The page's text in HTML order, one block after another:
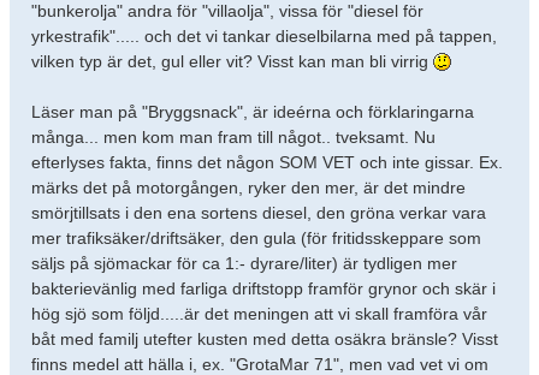
"bunkerolja" andra för "villaolja", vissa för "diesel för
yrkestrafik"..... och det vi tankar dieselbilarna med på tappen,
vilken typ är det, gul eller vit? Visst kan man bli virrig
Läser man på "Bryggsnack", är ideérna och förklaringarna
många... men kom man fram till något.. tveksamt. Nu
efterlyses fakta, finns det någon SOM VET och inte gissar. Ex.
märks det på motorgången, ryker den mer, är det mindre
smörjtillsats i den ena sortens diesel, den gröna verkar vara
mer trafiksäker/driftsäker, den gula (för fritidsskeppare som
säljs på sjömackar för ca 1:- dyrare/liter) är tydligen mer
bakterievänlig med farliga driftstopp framför grynor och skär i
hög sjö som följd.....är det meningen att vi skall framföra vår
båt med familj utefter kusten med detta osäkra bränsle? Visst
finns medel att hälla i, ex. "GrotaMar 71", men vad vet vi om